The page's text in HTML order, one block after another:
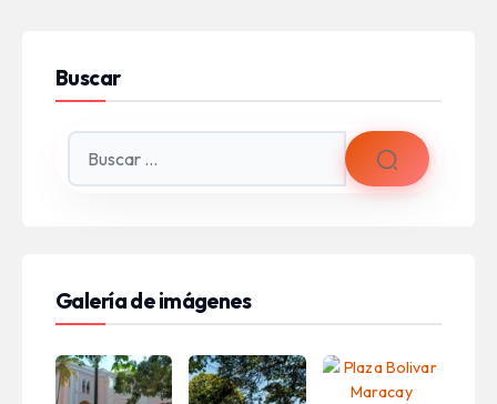
Buscar
Galería de imágenes